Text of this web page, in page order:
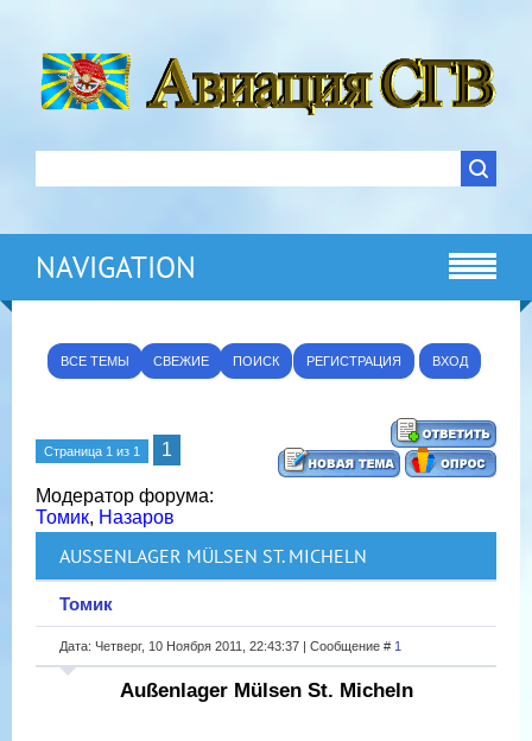
NAVIGATION
ВСЕ ТЕМЫ СВЕЖИЕ ПОИСК РЕГИСТРАЦИЯ ВХОД
Страница 1 из 1 1
Модератор форума:
Томик, Назаров
AUSSENLAGER MÜLSEN ST. MICHELN
Томик
Дата: Четверг, 10 Ноября 2011, 22:43:37 | Сообщение # 1
Außenlager Mülsen St. Micheln